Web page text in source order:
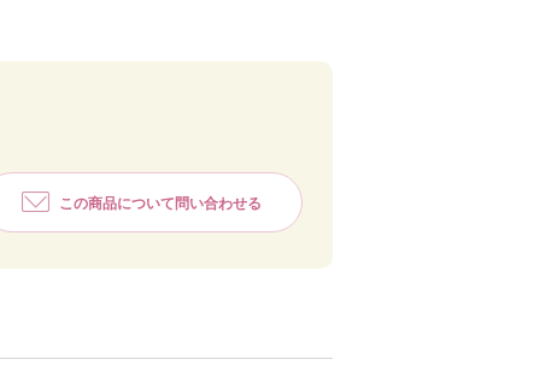
この商品について問い合わせる